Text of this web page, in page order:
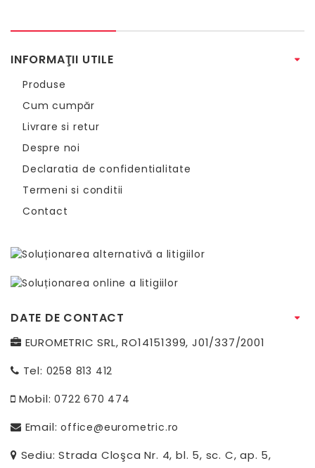
INFORMAŢII UTILE
Produse
Cum cumpăr
Livrare si retur
Despre noi
Declaratia de confidentialitate
Termeni si conditii
Contact
DATE DE CONTACT
EUROMETRIC SRL, RO14151399, J01/337/2001
Tel: 0258 813 412
Mobil:0722 670 474
Email:office@eurometric.ro
Sediu: Strada Cloşca Nr. 4, bl. 5, sc. C, ap. 5,